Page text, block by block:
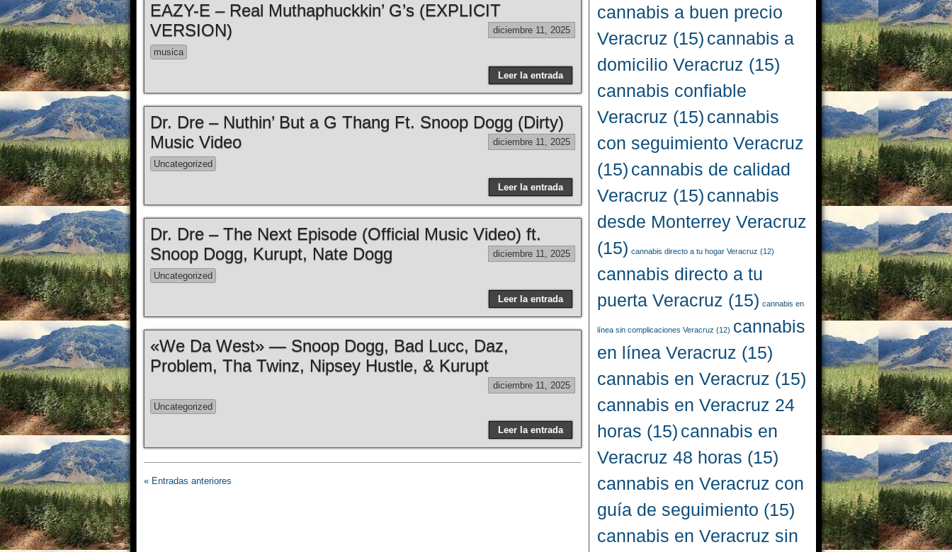
EAZY-E – Real Muthaphuckkin’ G’s (EXPLICIT
VERSION)
diciembre 11, 2025
musica
Leer la entrada
Dr. Dre – Nuthin’ But a G Thang Ft. Snoop Dogg (Dirty)
Music Video
diciembre 11, 2025
Uncategorized
Leer la entrada
Dr. Dre – The Next Episode (Official Music Video) ft.
Snoop Dogg, Kurupt, Nate Dogg
diciembre 11, 2025
Uncategorized
Leer la entrada
«We Da West» — Snoop Dogg, Bad Lucc, Daz,
Problem, Tha Twinz, Nipsey Hustle, & Kurupt
diciembre 11, 2025
Uncategorized
Leer la entrada
« Entradas anteriores
cannabis a buen precio
Veracruz (15) cannabis a
domicilio Veracruz (15)
cannabis confiable
Veracruz (15) cannabis
con seguimiento Veracruz
(15) cannabis de calidad
Veracruz (15) cannabis
desde Monterrey Veracruz
(15) cannabis directo a tu hogar Veracruz (12)
cannabis directo a tu
puerta Veracruz (15) cannabis en
línea sin complicaciones Veracruz (12) cannabis
en línea Veracruz (15)
cannabis en Veracruz (15)
cannabis en Veracruz 24
horas (15) cannabis en
Veracruz 48 horas (15)
cannabis en Veracruz con
guía de seguimiento (15)
cannabis en Veracruz sin